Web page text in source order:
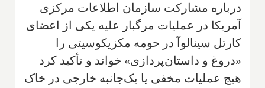
درباره مشارکت سازمان اطلاعات مرکزی
آمریکا در عملیات مرگبار علیه یکی از اعضای
کارتل سینالوآ در حومه مکزیکوسیتی را
«دروغ و داستان‌پردازی» خواند و تأکید کرد
هیچ عملیات مخفی یا یک‌جانبه خارجی در خاک